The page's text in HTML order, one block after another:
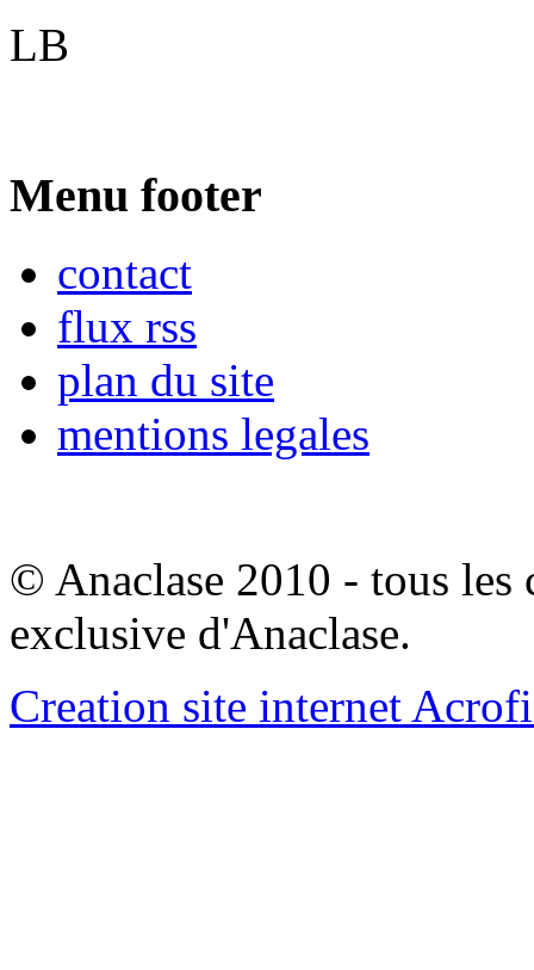
LB
Menu footer
contact
flux rss
plan du site
mentions legales
© Anaclase 2010 - tous les
exclusive d'Anaclase.
Creation site internet